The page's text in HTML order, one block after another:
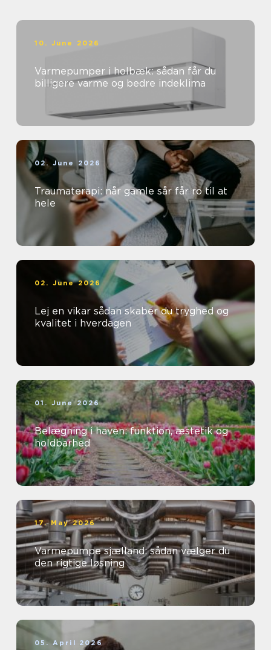
10. June 2026
Varmepumper i holbæk: sådan får du
billigere varme og bedre indeklima
02. June 2026
Traumaterapi: når gamle sår får ro til at
hele
02. June 2026
Lej en vikar sådan skaber du tryghed og
kvalitet i hverdagen
01. June 2026
Belægning i haven: funktion, æstetik og
holdbarhed
17. May 2026
Varmepumpe sjælland: sådan vælger du
den rigtige løsning
05. April 2026